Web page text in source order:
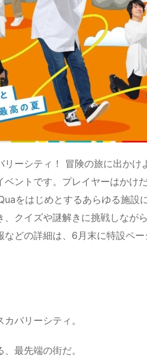
リーシティ！ 冒険の旅に出か
ベントです。プレイヤーはかけ
をはじめとするあらゆる施設
、クイズや謎解きに挑戦しなが
などの詳細は、6月末に特設ペー
バリーシティ。
最先端の街だ。